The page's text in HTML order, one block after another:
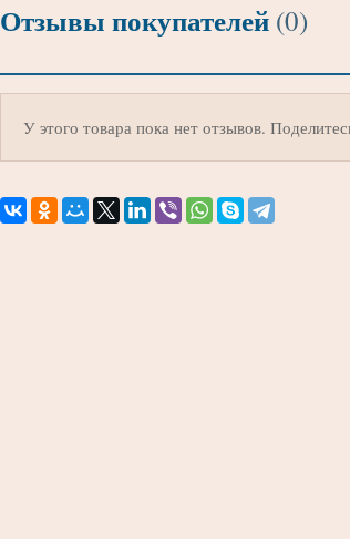
Отзывы покупателей (0)
У этого товара пока нет отзывов.